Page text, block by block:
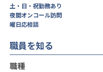
土・日・祝勤務あり
夜間オンコール訪問
曜日応相談
職員を知る
職種